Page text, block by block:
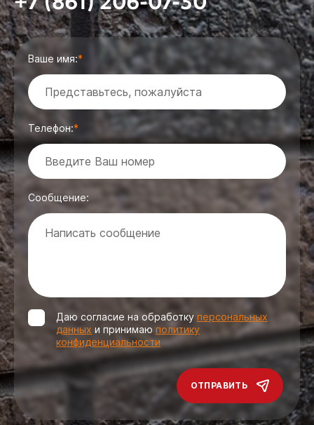
Ваше имя:
Телефон:
Сообщение:
Даю согласие на обработку персональных
данных и принимаю политику
конфиденциальности
ОТПРАВИТЬ